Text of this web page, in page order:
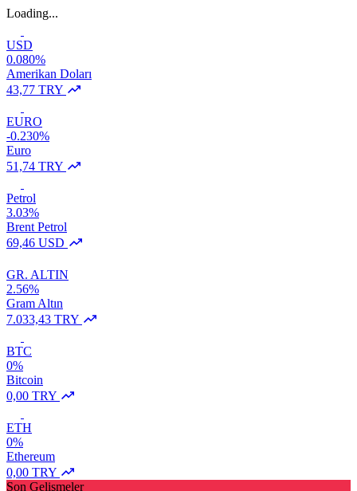
Loading...
USD
0.080%
Amerikan Doları
43,77 TRY
EURO
-0.230%
Euro
51,74 TRY
Petrol
3.03%
Brent Petrol
69,46 USD
GR. ALTIN
2.56%
Gram Altın
7.033,43 TRY
BTC
0%
Bitcoin
0,00 TRY
ETH
0%
Ethereum
0,00 TRY
Son Gelişmeler